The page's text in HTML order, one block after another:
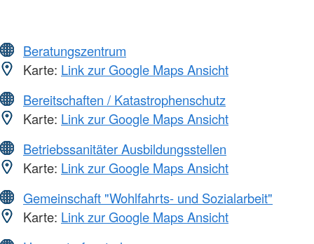
Beratungszentrum
Karte: Link zur Google Maps Ansicht
Bereitschaften / Katastrophenschutz
Karte: Link zur Google Maps Ansicht
Betriebssanitäter Ausbildungsstellen
Karte: Link zur Google Maps Ansicht
Gemeinschaft "Wohlfahrts- und Sozialarbeit"
Karte: Link zur Google Maps Ansicht